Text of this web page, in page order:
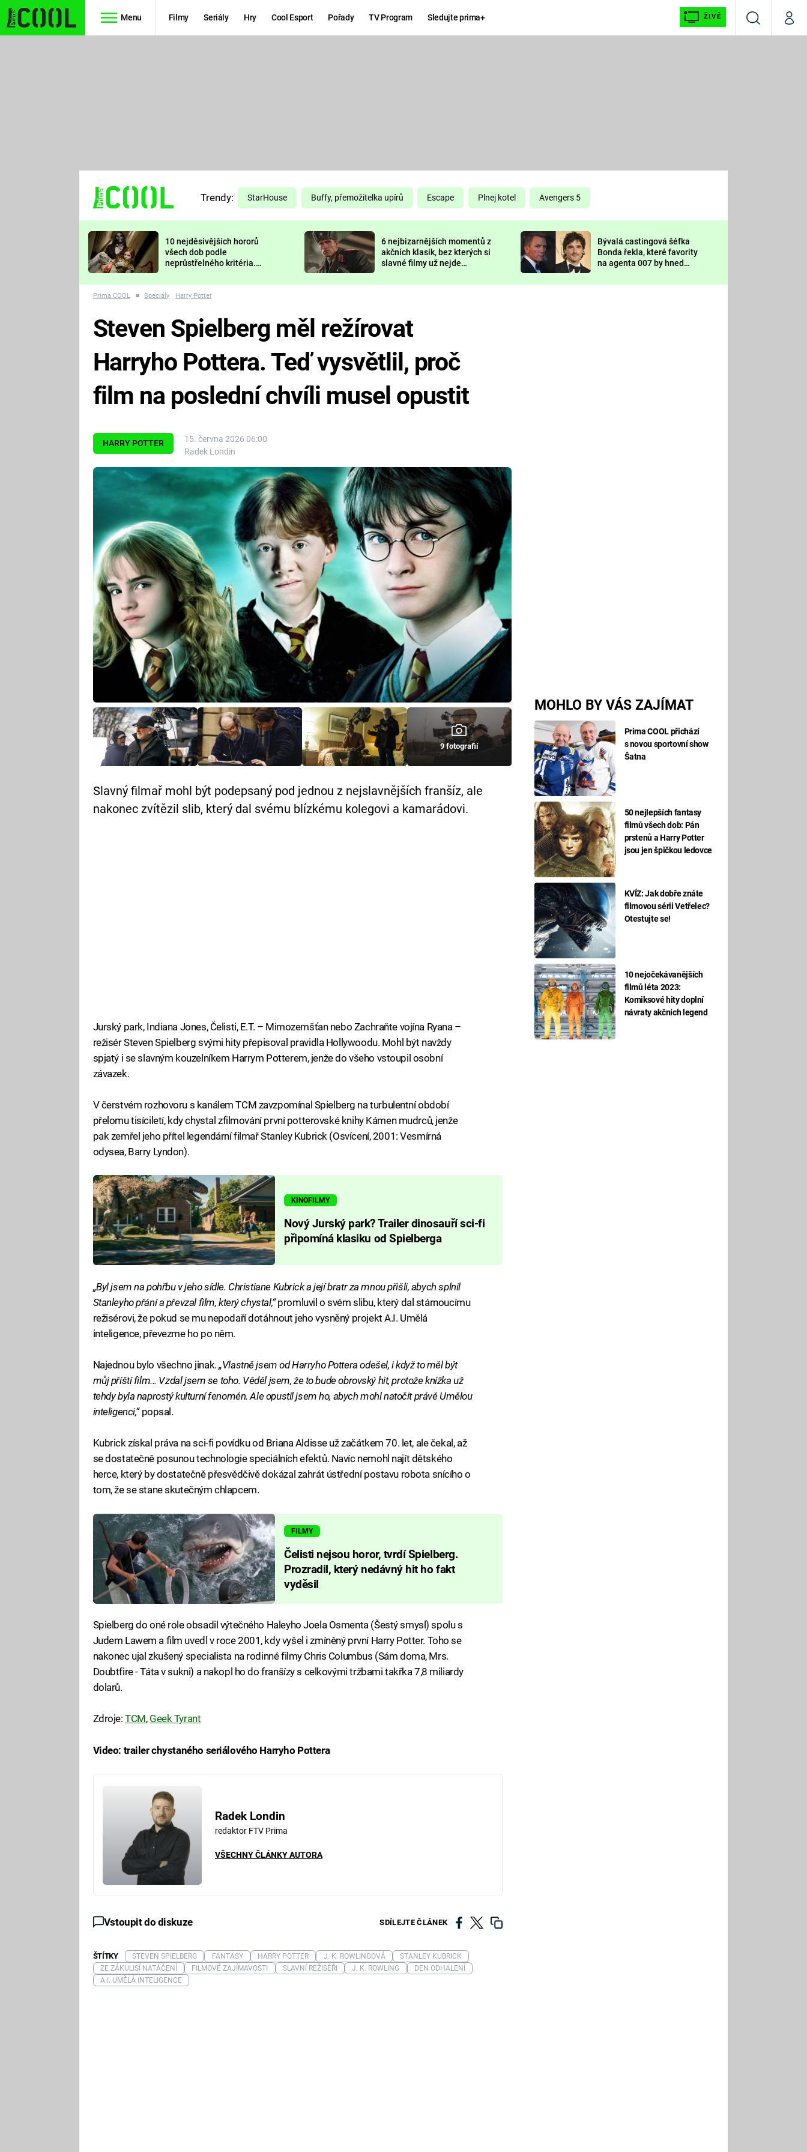
Menu Filmy Seriály Hry Cool Esport Pořady TV Program Sledujte prima+ ŽIVĚ
VyhledáváníMůj
TŘESKU
FUTURAMA
PREDÁTOR
DELIVERANCE
KOMEDIE
CHUCK
NORRIS
DEADPOOL
Prima LAJK
Sledujte nás
Trendy: StarHouse Buffy, přemožitelka upírů Escape Plnej kotel Avengers 5
10 nejděsivějších hororů
všech dob podle
neprůstřelného kritéria.
nejvíc zvednou tep?
6 nejbizarnějších momentů z
akčních klasik, bez kterých si
slavné filmy už nejde
Bývalá castingová šéfka
Bonda řekla, které favority
na agenta 007 by hned
Prima COOL ■ Speciály Harry Potter
HARRY POTTER
15. června 2026 06:00
Radek Londin
MOHLO BY VÁS ZAJÍMAT
Prima COOL přichází
s novou sportovní show
Šatna
50 nejlepších fantasy
filmů všech dob: Pán
prstenů a Harry Potter
jsou jen špičkou ledovce
KVÍZ: Jak dobře znáte
filmovou sérii Vetřelec?
Otestujte se!
10 nejočekávanějších
filmů léta 2023:
Komiksové hity doplní
návraty akčních legend
Steven Spielberg měl režírovat
Harryho Pottera. Teď vysvětlil, proč
film na poslední chvíli musel opustit
9 fotografií
Slavný filmař mohl být podepsaný pod jednou z nejslavnějších franšíz, ale
nakonec zvítězil slib, který dal svému blízkému kolegovi a kamarádovi.
Jurský park, Indiana Jones, Čelisti, E.T. – Mimozemšťan nebo Zachraňte vojína Ryana –
režisér Steven Spielberg svými hity přepisoval pravidla Hollywoodu. Mohl být navždy
spjatý i se slavným kouzelníkem Harrym Potterem, jenže do všeho vstoupil osobní
závazek.
V čerstvém rozhovoru s kanálem TCM zavzpomínal Spielberg na turbulentní období
přelomu tisíciletí, kdy chystal zfilmování první potterovské knihy Kámen mudrců, jenže
pak zemřel jeho přítel legendární filmař Stanley Kubrick (Osvícení, 2001: Vesmírná
odysea, Barry Lyndon).
KINOFILMY
Nový Jurský park? Trailer dinosauří sci-fi
připomíná klasiku od Spielberga
„Byl jsem na pohřbu v jeho sídle. Christiane Kubrick a její bratr za mnou přišli, abych splnil
Stanleyho přání a převzal film, který chystal,“promluvil o svém slibu, který dal stárnoucímu
režisérovi, že pokud se mu nepodaří dotáhnout jeho vysněný projekt A.I. Umělá
inteligence, převezme ho po něm.
Najednou bylo všechno jinak.„Vlastně jsem od Harryho Pottera odešel, i když to měl být
můj příští film... Vzdal jsem se toho. Věděl jsem, že to bude obrovský hit, protože knížka už
tehdy byla naprostý kulturní fenomén. Ale opustil jsem ho, abych mohl natočit právě Umělou
inteligenci,“ popsal.
Kubrick získal práva na sci-fi povídku od Briana Aldisse už začátkem 70. let, ale čekal, až
se dostatečně posunou technologie speciálních efektů. Navíc nemohl najít dětského
herce, který by dostatečně přesvědčivě dokázal zahrát ústřední postavu robota snícího o
tom, že se stane skutečným chlapcem.
FILMY
Čelisti nejsou horor, tvrdí Spielberg.
Prozradil, který nedávný hit ho fakt
vyděsil
Spielberg do oné role obsadil výtečného Haleyho Joela Osmenta (Šestý smysl) spolu s
Judem Lawem a film uvedl v roce 2001, kdy vyšel i zmíněný první Harry Potter. Toho se
nakonec ujal zkušený specialista na rodinné filmy Chris Columbus (Sám doma, Mrs.
Doubtfire - Táta v sukni) a nakopl ho do franšízy s celkovými tržbami takřka 7,8 miliardy
dolarů.
Zdroje:TCM, Geek Tyrant
Video: trailer chystaného seriálového Harryho Pottera
Radek Londin
redaktor FTV Prima
VŠECHNY ČLÁNKY AUTORA
Vstoupit do diskuze SDÍLEJTE ČLÁNEK
ŠTÍTKY STEVEN SPIELBERG FANTASY HARRY POTTER J. K. ROWLINGOVÁ
STANLEY KUBRICK
ZE ZÁKULISÍ NATÁČENÍ
FILMOVÉ ZAJÍMAVOSTI SLAVNÍ REŽISÉŘI J. K. ROWLING
DEN ODHALENÍ
A.I. UMĚLÁ INTELIGENCE